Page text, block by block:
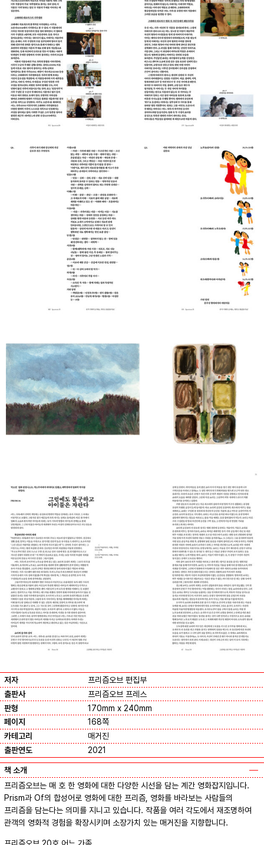
저자
프리즘오브 편집부
출판사
프리즘오브 프레스
판형
170mm x 240mm
페이지
168쪽
카테고리
매거진
출판연도
2021
책 소개
프리즘오브는 매 호 한 영화에 대한 다양한 시선을 담는 계간 영화잡지입니다.
Prism과 Of의 합성어로 영화에 대한 프리즘, 영화를 바라보는 사람들의
프리즘을 담는다는 의미를 지니고 있습니다. 작품을 여러 각도에서 재조명하여
관객의 영화적 경험을 확장시키며 소장가치 있는 매거진을 지향합니다.